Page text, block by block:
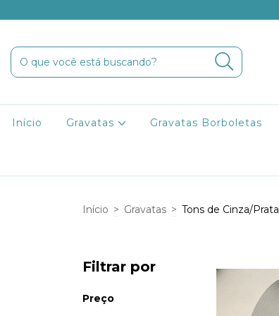
Início Gravatas Gravatas Borboletas
Início > Gravatas > Tons de Cinza/Prata
Filtrar por
Preço